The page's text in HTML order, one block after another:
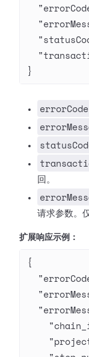
}
errorCode
回。
请求参数。
扩展响应示例：
{